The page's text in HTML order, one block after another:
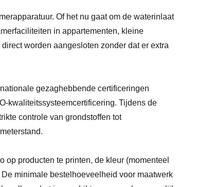
Of het nu gaat om de waterinlaat
in appartementen, kleine
worden aangesloten zonder dat er extra
gezaghebbende certificeringen
kwaliteitssysteemcertificering. Tijdens de
controle van grondstoffen tot
producten te printen, de kleur (momenteel
minimale bestelhoeveelheid voor maatwerk